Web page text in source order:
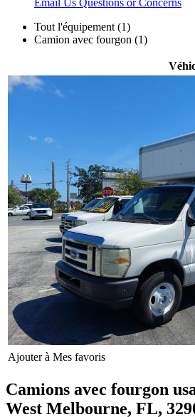
Tout l'équipement (1)
Camion avec fourgon (1)
Ajouter à Mes favoris
Camions avec fourgon
West Melbourne, FL,